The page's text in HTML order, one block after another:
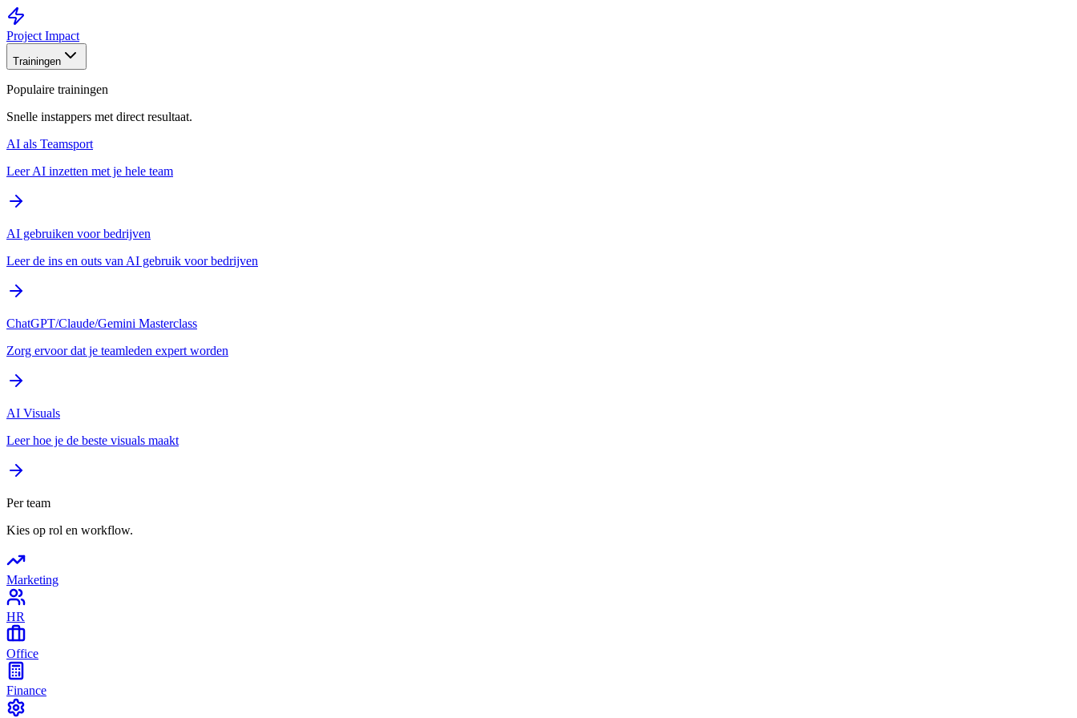
Project Impact
Trainingen
Populaire trainingen
Snelle instappers met direct resultaat.
AI als Teamsport
Leer AI inzetten met je hele team
AI gebruiken voor bedrijven
Leer de ins en outs van AI gebruik voor bedrijven
ChatGPT/Claude/Gemini Masterclass
Zorg ervoor dat je teamleden expert worden
AI Visuals
Leer hoe je de beste visuals maakt
Per team
Kies op rol en workflow.
Marketing
HR
Office
Finance